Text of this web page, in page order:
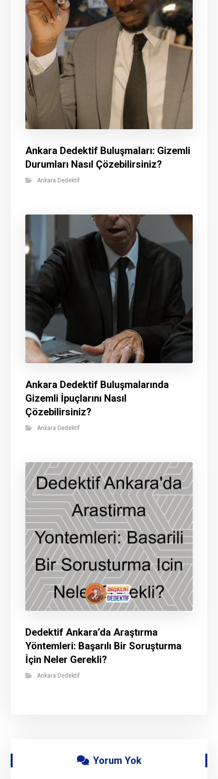
Ankara Dedektif Buluşmaları: Gizemli
Durumları Nasıl Çözebilirsiniz?
Ankara Dedektif
Ankara Dedektif Buluşmalarında
Gizemli İpuçlarını Nasıl
Çözebilirsiniz?
Ankara Dedektif
Dedektif Ankara’da Araştırma
Yöntemleri: Başarılı Bir Soruşturma
İçin Neler Gerekli?
Ankara Dedektif
Yorum Yok